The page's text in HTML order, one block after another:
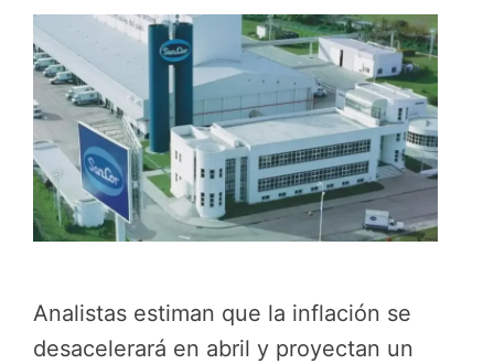
Analistas estiman que la inflación se
desacelerará en abril y proyectan un